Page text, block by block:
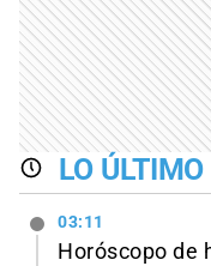
LO ÚLTIMO
03:11
Horóscopo de